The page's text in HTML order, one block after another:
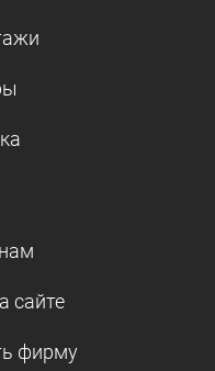
сайте
фирму